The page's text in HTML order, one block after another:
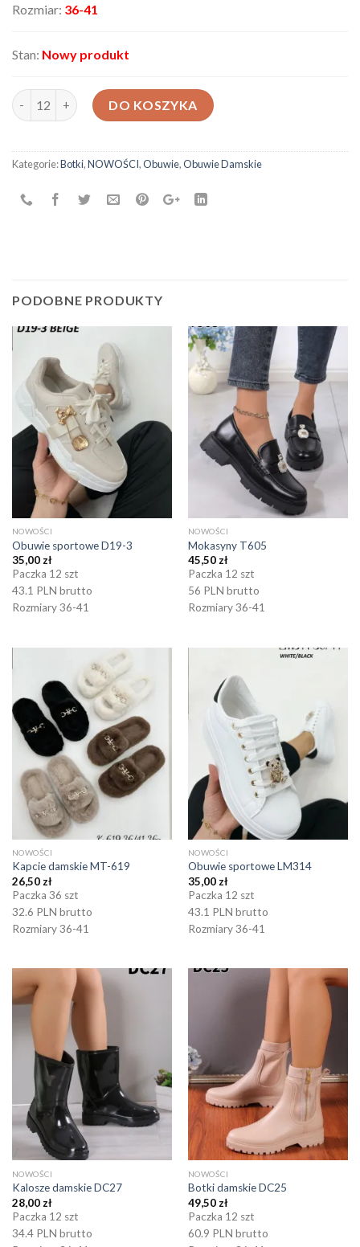
Rozmiar: 36-41
Stan: Nowy produkt
ilość Kalosze damskie DC19DO KOSZYKA
Kategorie:Botki,NOWOŚCI,Obuwie,Obuwie Damskie
PODOBNE PRODUKTY
NOWOŚCI
Obuwie sportowe D19-3
35,00 zł
Paczka 12 szt
43.1 PLN brutto
Rozmiary 36-41
NOWOŚCI
Mokasyny T605
45,50 zł
Paczka 12 szt
56 PLN brutto
Rozmiary 36-41
NOWOŚCI
Kapcie damskie MT-619
26,50 zł
Paczka 36 szt
32.6 PLN brutto
Rozmiary 36-41
NOWOŚCI
Obuwie sportowe LM314
35,00 zł
Paczka 12 szt
43.1 PLN brutto
Rozmiary 36-41
NOWOŚCI
Kalosze damskie DC27
28,00 zł
Paczka 12 szt
34.4 PLN brutto
NOWOŚCI
Botki damskie DC25
49,50 zł
Paczka 12 szt
60.9 PLN brutto